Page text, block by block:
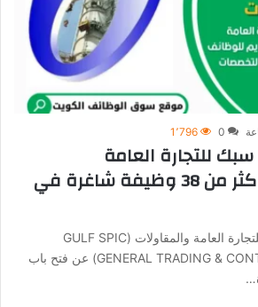
0 1٬796
للتجارة العامة
والمقاولات عن اكثر من 38 وظيفة شاغرة في
تعلن شركة جلف سبك للتجارة العامة والمقاولات (GULF SPIC
GENERAL TRADING & CONTRACTING COMPANY) عن فتح باب